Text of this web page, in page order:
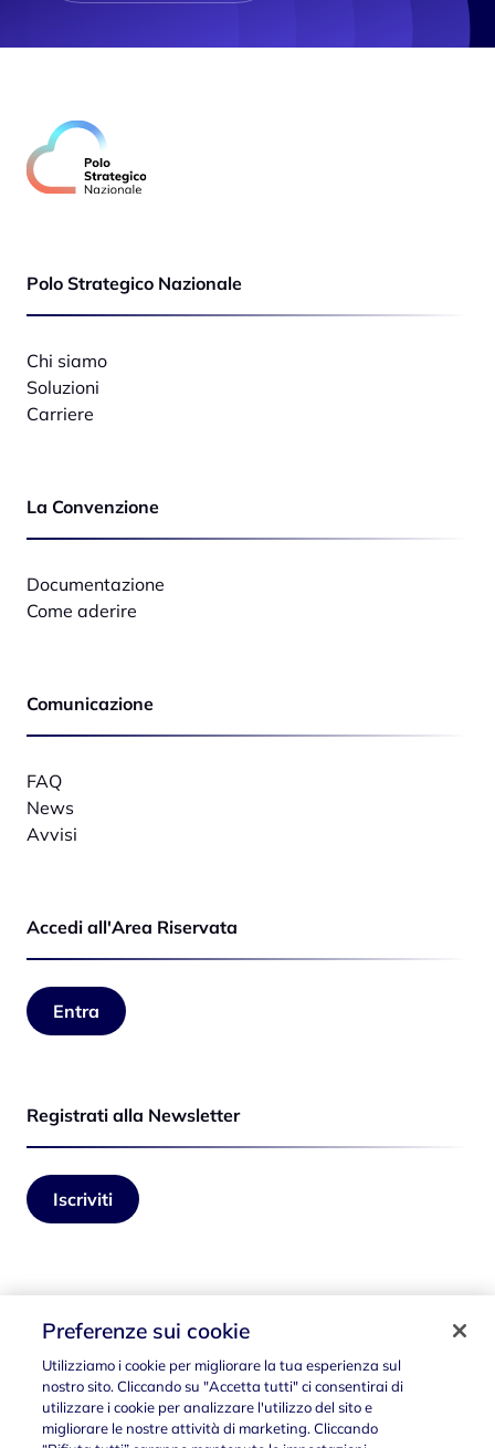
Polo Strategico Nazionale
Chi siamo
Soluzioni
Carriere
La Convenzione
Documentazione
Come aderire
Comunicazione
FAQ
News
Avvisi
Accedi all'Area Riservata
Entra
Registrati alla Newsletter
Iscriviti
Preferenze sui cookie
Utilizziamo i cookie per migliorare la tua esperienza sul
nostro sito. Cliccando su "Accetta tutti" ci consentirai di
utilizzare i cookie per analizzare l'utilizzo del sito e
migliorare le nostre attività di marketing. Cliccando